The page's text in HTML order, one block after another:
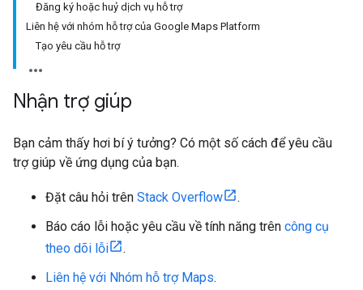
Đăng ký hoặc huỷ dịch vụ hỗ trợ
Liên hệ với nhóm hỗ trợ của Google Maps Platform
Tạo yêu cầu hỗ trợ
Nhận trợ giúp
Bạn cảm thấy hơi bí ý tưởng? Có một số cách để yêu cầu
trợ giúp về ứng dụng của bạn.
Đặt câu hỏi trên Stack Overflow
.
Báo cáo lỗi hoặc yêu cầu về tính năng trên công cụ
theo dõi lỗi
.
Liên hệ với Nhóm hỗ trợ Maps.